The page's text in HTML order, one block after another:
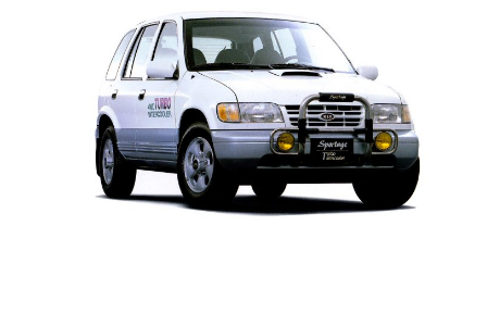
Autoanalítica IA Agente Inteligente
Estoy aquí para encontrar lo que necesitas. ¿Qué estás
buscando? "Este asistente con IA (OpenAI) ofrece